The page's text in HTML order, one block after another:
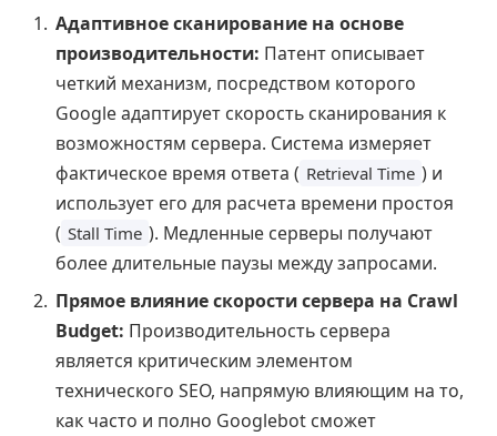
Адаптивное сканирование на основе
производительности: Патент описывает
четкий механизм, посредством которого
Google адаптирует скорость сканирования к
возможностям сервера. Система измеряет
фактическое время ответа ( Retrieval Time ) и
использует его для расчета времени простоя
( Stall Time ). Медленные серверы получают
более длительные паузы между запросами.
Прямое влияние скорости сервера на Crawl
Budget: Производительность сервера
является критическим элементом
технического SEO, напрямую влияющим на то,
как часто и полно Googlebot сможет